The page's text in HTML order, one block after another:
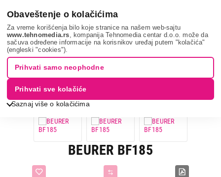
Obaveštenje o kolačićima
Za vreme korišćenja bilo koje stranice na našem web-sajtu
www.tehnomedia.rs , kompanija Tehnomedia centar d.o.o. može da
sačuva određene informacije na korisnikov uređaj putem "kolačića"
(engleski "cookies").
Saznaj više o kolačićima
Prihvati samo neophodne
Prihvati sve kolačiće
Nega tela, lepota i zdravlje Telesne vage
Digitalne vage
Beurer bf185...
14% UŠTEDA.
BEURER BF185